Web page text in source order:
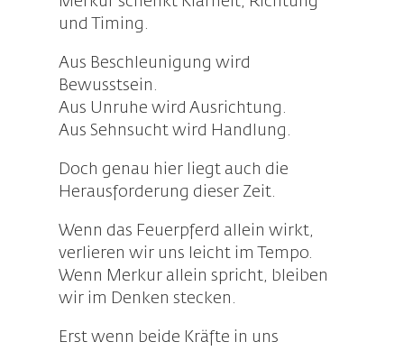
und Timing.
Aus Beschleunigung wird
Bewusstsein.
Aus Unruhe wird Ausrichtung.
Aus Sehnsucht wird Handlung.
Doch genau hier liegt auch die
Herausforderung dieser Zeit.
Wenn das Feuerpferd allein wirkt,
verlieren wir uns leicht im Tempo.
Wenn Merkur allein spricht, bleiben
wir im Denken stecken.
Erst wenn beide Kräfte in uns